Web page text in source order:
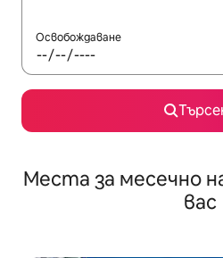
Освобождаване
Места за месечно
вас